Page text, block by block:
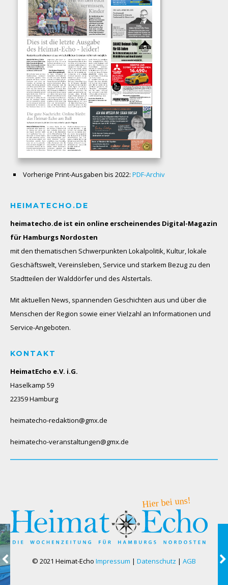
Vorherige Print-Ausgaben bis 2022: PDF-Archiv
HEIMATECHO.DE
heimatecho.de ist ein online erscheinendes Digital-Magazin
für Hamburgs Nordosten
mit den thematischen Schwerpunkten Lokalpolitik, Kultur, lokale
Geschäftswelt, Vereinsleben, Service und starkem Bezug zu den
Stadtteilen der Walddörfer und des Alstertals.
Mit aktuellen News, spannenden Geschichten aus und über die
Menschen der Region sowie einer Vielzahl an Informationen und
Service-Angeboten.
KONTAKT
HeimatEcho e.V. i.G.
Haselkamp 59
22359 Hamburg
heimatecho-redaktion@gmx.de
heimatecho-veranstaltungen@gmx.de
© 2021 Heimat-Echo Impressum | Datenschutz | AGB